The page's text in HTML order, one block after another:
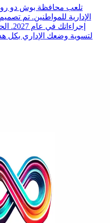
تلعب محافظة بوش دو رون
الإدارية للمواطنين. تم
لتسوية وضعك الإداري بكل